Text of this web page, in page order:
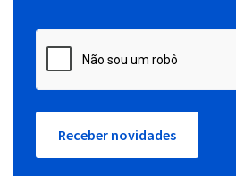
Receber novidades